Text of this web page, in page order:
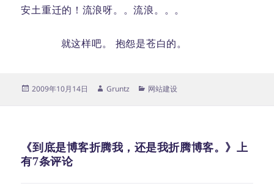
安土重迁的！流浪呀。。流浪。。。
就这样吧。 抱怨是苍白的。
发
2009年10月14日
作
Gruntz
分
网站建设
《到底是博客折腾我，还是我折腾博客。》上
有7条评论